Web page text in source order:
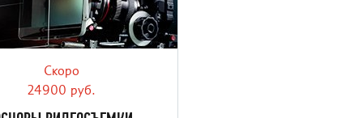
курс, направленный на
принципов создания
Скоро
24900 руб.